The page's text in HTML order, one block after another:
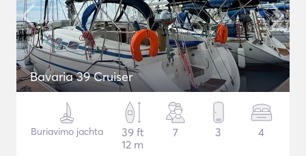
Bavaria 39 Cruiser
Buriavimo jachta
39 ft
12 m
7 3 4